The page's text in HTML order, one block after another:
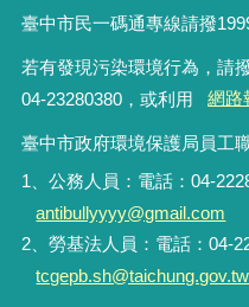
臺中市民一碼通專線請撥
若有發現污染環境行為，請
04-23280380，或利用
網路
臺中市政府環境保護局員工
1、公務人員：電話：04-
antibullyyyy@gmail.com
2、勞基法人員：電話：04-
tcgepb.sh@taichung.gov.tw